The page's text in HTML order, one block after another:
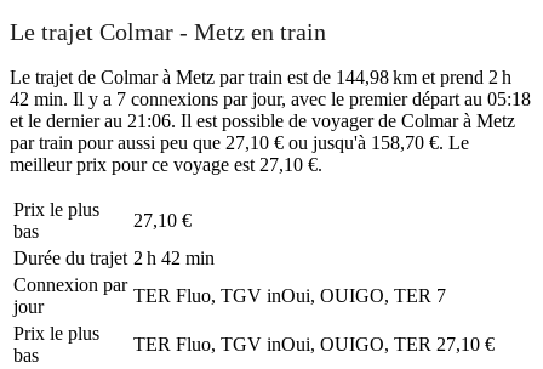
Le trajet Colmar - Metz en train
Le trajet de Colmar à Metz par train est de 144,98 km et prend 2 h
42 min. Il y a 7 connexions par jour, avec le premier départ au 05:18
et le dernier au 21:06. Il est possible de voyager de Colmar à Metz
par train pour aussi peu que 27,10 € ou jusqu'à 158,70 €. Le
meilleur prix pour ce voyage est 27,10 €.
Prix ​​le plus
bas
27,10 €
Durée du trajet 2 h 42 min
Connexion par
jour
TER Fluo, TGV inOui, OUIGO, TER 7
Prix ​​le plus
bas
TER Fluo, TGV inOui, OUIGO, TER 27,10 €